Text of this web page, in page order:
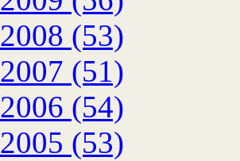
2008 (53)
2007 (51)
2006 (54)
2005 (53)